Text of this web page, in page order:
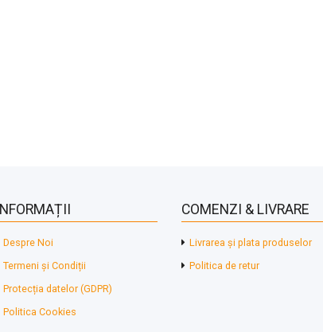
INFORMAȚII
Despre Noi
Termeni și Condiții
Protecția datelor (GDPR)
Politica Cookies
COMENZI & LIVRARE
Livrarea și plata produselor
Politica de retur